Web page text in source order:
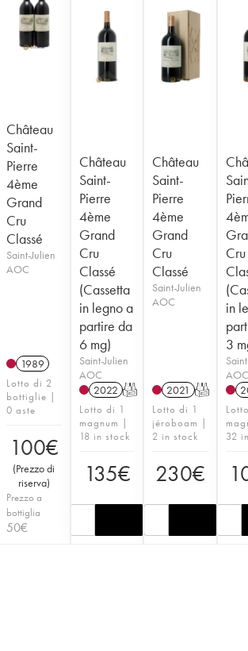
Château
Saint-
Pierre
4ème
Grand
Cru
Classé
Saint-Julien
AOC
1989
Lotto di 2
bottiglie |
0 aste
100€
(Prezzo di
riserva)
Prezzo a
bottiglia
50€
Château
Saint-
Pierre
4ème
Grand
Cru
Classé
(Cassetta
in legno a
partire da
6 mg)
Saint-Julien
AOC
2022 T
Lotto di 1
magnum |
18 in stock
135€
Château
Saint-
Pierre
4ème
Grand
Cru
Classé
Saint-Julien
AOC
2021 T
Lotto di 1
jéroboam |
2 in stock
230€
Cru
in
3
AOC
32